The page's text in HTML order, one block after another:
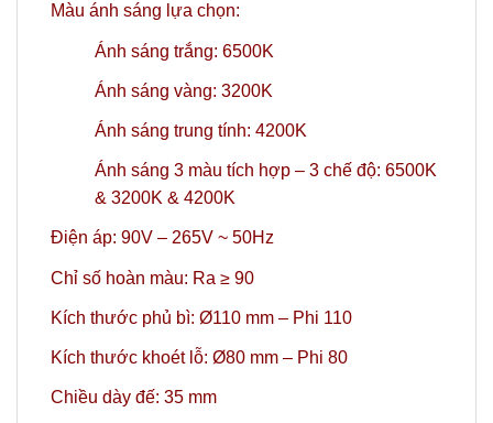
Màu ánh sáng lựa chọn:
Ánh sáng trắng: 6500K
Ánh sáng vàng: 3200K
Ánh sáng trung tính: 4200K
Ánh sáng 3 màu tích hợp – 3 chế độ: 6500K
& 3200K & 4200K
Điện áp: 90V – 265V ~ 50Hz
Chỉ số hoàn màu: Ra ≥ 90
Kích thước phủ bì: Ø110 mm – Phi 110
Kích thước khoét lỗ: Ø80 mm – Phi 80
Chiều dày đế: 35 mm